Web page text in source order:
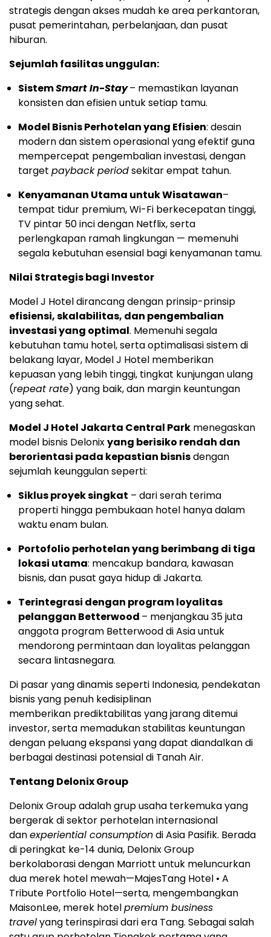
strategis dengan akses mudah ke area perkantoran,
pusat pemerintahan, perbelanjaan, dan pusat
hiburan.
Sejumlah fasilitas unggulan:
SistemSmart In-Stay– memastikan layanan
konsisten dan efisien untuk setiap tamu.
Model Bisnis Perhotelan yang Efisien: desain
modern dan sistem operasional yang efektif guna
mempercepat pengembalian investasi, dengan
target payback periodsekitar empat tahun.
Kenyamanan Utama untuk Wisatawan–
tempat tidur premium, Wi-Fi berkecepatan tinggi,
TV pintar 50 inci dengan Netflix, serta
perlengkapan ramah lingkungan — memenuhi
segala kebutuhan esensial bagi kenyamanan tamu.
Nilai Strategis bagi Investor
Model J Hotel dirancang dengan prinsip-prinsip
efisiensi, skalabilitas, dan pengembalian
investasi yang optimal. Memenuhi segala
kebutuhan tamu hotel, serta optimalisasi sistem di
belakang layar, Model J Hotel memberikan
kepuasan yang lebih tinggi, tingkat kunjungan ulang
(repeat rate) yang baik, dan margin keuntungan
yang sehat.
Model J Hotel Jakarta Central Park menegaskan
model bisnis Delonixyang berisiko rendah dan
berorientasi pada kepastian bisnisdengan
sejumlah keunggulan seperti:
Siklus proyek singkat – dari serah terima
properti hingga pembukaan hotel hanya dalam
waktu enam bulan.
Portofolio perhotelan yang berimbang di tiga
lokasi utama: mencakup bandara, kawasan
bisnis, dan pusat gaya hidup diJakarta.
Terintegrasi dengan program loyalitas
pelanggan Betterwood – menjangkau 35 juta
anggota program Betterwood di Asia untuk
mendorong permintaan dan loyalitas pelanggan
secara lintasnegara.
Di pasar yang dinamis seperti Indonesia, pendekatan
bisnis yang penuh kedisiplinan
memberikan prediktabilitas yang jarang ditemui
investor, serta memadukan stabilitas keuntungan
dengan peluang ekspansi yang dapat diandalkan di
berbagai destinasi potensial di Tanah Air.
Tentang Delonix Group
Delonix Group adalah grup usaha terkemuka yang
bergerak di sektor perhotelan internasional
danexperiential consumptiondi Asia Pasifik. Berada
di peringkat ke-14 dunia, Delonix Group
berkolaborasi dengan Marriott untuk meluncurkan
dua merek hotel mewah—MajesTang Hotel • A
Tribute Portfolio Hotel—serta, mengembangkan
MaisonLee, merek hotelpremium business
travelyang terinspirasi dari era Tang. Sebagai salah